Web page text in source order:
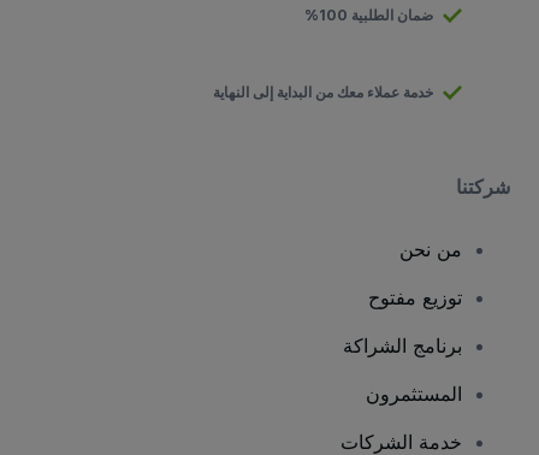
ضمان الطلبية 100%
خدمة عملاء معك من البداية إلى النهاية
شركتنا
من نحن
توزيع مفتوح
برنامج الشراكة
المستثمرون
خدمة الشركات